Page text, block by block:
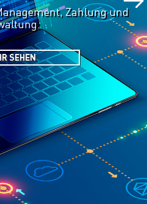
Zahlung und
SEHEN